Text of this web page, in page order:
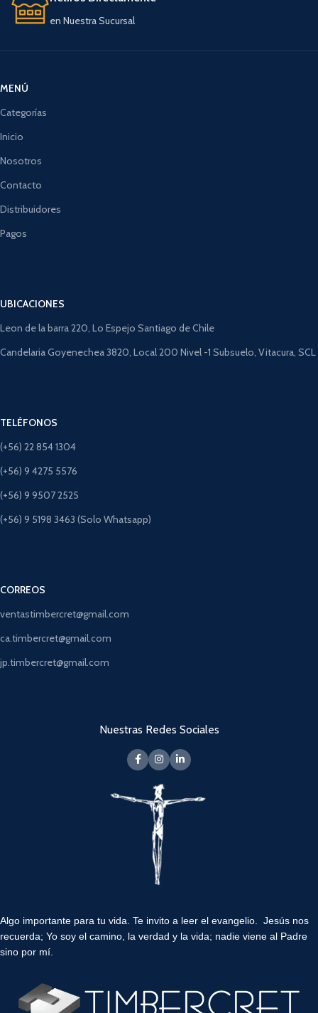
en Nuestra Sucursal
MENÚ
Categorías
Inicio
Nosotros
Contacto
Distribuidores
Pagos
UBICACIONES
Leon de la barra 220, Lo Espejo Santiago de Chile
Candelaria Goyenechea 3820, Local 200 Nivel -1 Subsuelo, Vitacura, SCL
TELÉFONOS
(+56) 22 854 1304
(+56) 9 4275 5576
(+56) 9 9507 2525
(+56) 9 5198 3463 (Solo Whatsapp)
CORREOS
ventastimbercret@gmail.com
ca.timbercret@gmail.com
jp.timbercret@gmail.com
Nuestras Redes Sociales
Algo importante para tu vida. Te invito a leer el evangelio. Jesús nos
recuerda; Yo soy el camino, la verdad y la vida; nadie viene al Padre
sino por mí.